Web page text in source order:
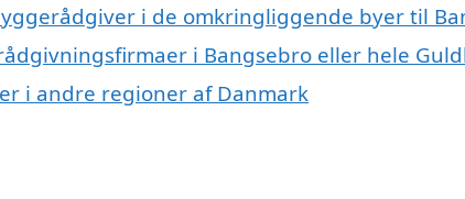
i de omkringliggende byer til
i Bangsebro eller hele
i andre regioner af Danmark